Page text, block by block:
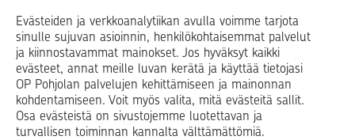
Evästeiden ja verkkoanalytiikan avulla voimme tarjota
sinulle sujuvan asioinnin, henkilökohtaisemmat palvelut
ja kiinnostavammat mainokset. Jos hyväksyt kaikki
evästeet, annat meille luvan kerätä ja käyttää tietojasi
OP Pohjolan palvelujen kehittämiseen ja mainonnan
kohdentamiseen. Voit myös valita, mitä evästeitä sallit.
Osa evästeistä on sivustojemme luotettavan ja
turvallisen toiminnan kannalta välttämättömiä.
Op.fi OP Koti Pohjola Vahinkoapu
Facebook
X LinkedInInstagram